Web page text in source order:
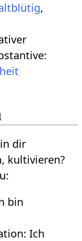
,
dir
kultivieren?
bin
Ich